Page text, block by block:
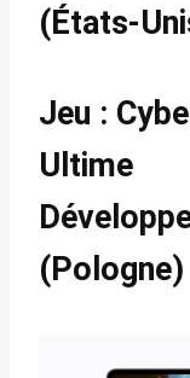
(États-
Jeu :
Ultime
(Pologne)